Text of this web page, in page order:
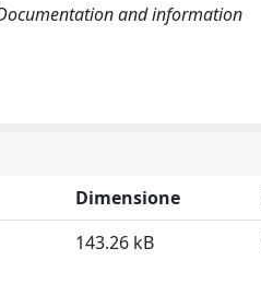
and information
Dimensione
143.26 kB